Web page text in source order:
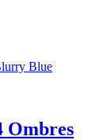
Ombres